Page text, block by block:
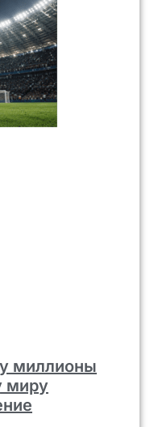
миллионы
миру